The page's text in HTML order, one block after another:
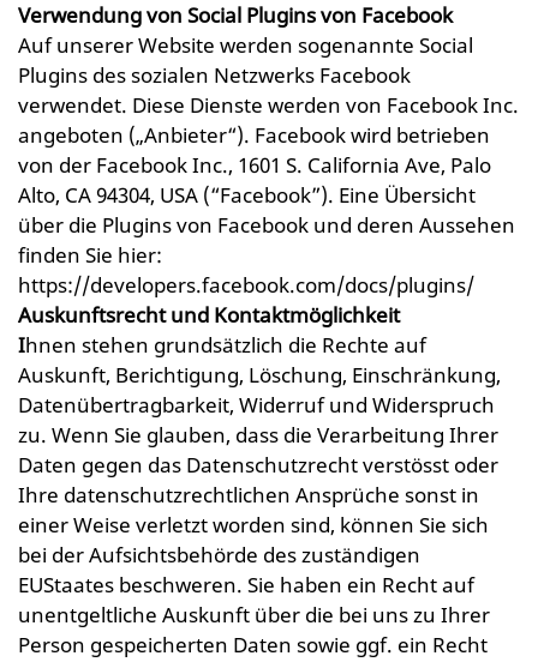
Verwendung von Social Plugins von Facebook
Auf unserer Website werden sogenannte Social
Plugins des sozialen Netzwerks Facebook
verwendet. Diese Dienste werden von Facebook Inc.
angeboten („Anbieter“). Facebook wird betrieben
von der Facebook Inc., 1601 S. California Ave, Palo
Alto, CA 94304, USA (“Facebook”). Eine Übersicht
über die Plugins von Facebook und deren Aussehen
finden Sie hier:
https://developers.facebook.com/docs/plugins/
Auskunftsrecht und Kontaktmöglichkeit
Ihnen stehen grundsätzlich die Rechte auf
Auskunft, Berichtigung, Löschung, Einschränkung,
Datenübertragbarkeit, Widerruf und Widerspruch
zu. Wenn Sie glauben, dass die Verarbeitung Ihrer
Daten gegen das Datenschutzrecht verstösst oder
Ihre datenschutzrechtlichen Ansprüche sonst in
einer Weise verletzt worden sind, können Sie sich
bei der Aufsichtsbehörde des zuständigen
EUStaates beschweren. Sie haben ein Recht auf
unentgeltliche Auskunft über die bei uns zu Ihrer
Person gespeicherten Daten sowie ggf. ein Recht